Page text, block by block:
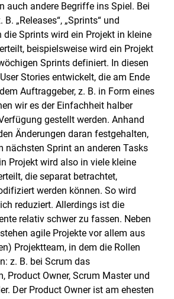
auch andere Begriffe ins Spiel. Bei
„Releases“, „Sprints“ und
die Sprints wird ein Projekt in kleine
beispielsweise wird ein Projekt
Sprints definiert. In diesen
Stories entwickelt, die am Ende
Auftraggeber, z. B. in Form eines
wir es der Einfachheit halber
gestellt werden. Anhand
Änderungen daran festgehalten,
nächsten Sprint an anderen Tasks
Projekt wird also in viele kleine
die separat betrachtet,
werden können. So wird
reduziert. Allerdings ist die
relativ schwer zu fassen. Neben
agile Projekte vor allem aus
Projektteam, in dem die Rollen
z. B. bei Scrum das
Product Owner, Scrum Master und
Der Product Owner ist am ehesten